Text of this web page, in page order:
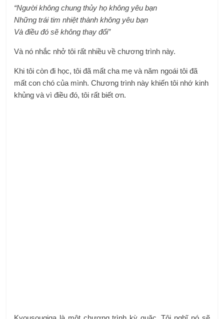
“Người không chung thủy họ không yêu bạn
Những trái tim nhiệt thành không yêu bạn
Và điều đó sẽ không thay đổi”
Và nó nhắc nhở tôi rất nhiều về chương trình này.
Khi tôi còn đi học, tôi đã mất cha mẹ và năm ngoái tôi đã
mất con chó của mình. Chương trình này khiến tôi nhớ kinh
khủng và vì điều đó, tôi rất biết ơn.